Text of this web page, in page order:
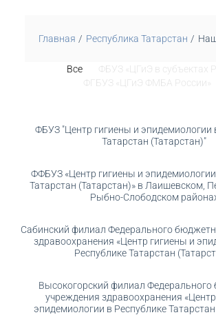
Главная Республика Татарстан
Все
ФБУЗ «ЦГиЭ в субъектах
ФГБУЗ «ЦГиЭ ФМБА России»
ФБУЗ "Центр гигиены и эпидемиологии
Татарстан (Татарстан)"
ФФБУЗ «Центр гигиены и
Татарстан (Татарстан)» в Лаишевском,
Рыбно-Слободском
Сабинский филиал Федерального
здравоохранения «Центр гигиены и
Республике Татарстан
Высокогорский филиал Федерального
учреждения здравоохранения
эпидемиологии в Республике